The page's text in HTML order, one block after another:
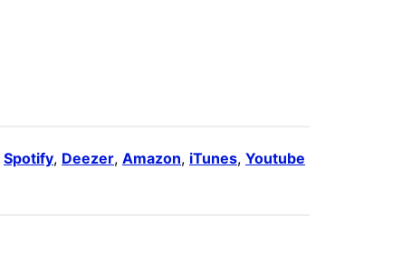
Spotify, Deezer, Amazon, iTunes, Youtube